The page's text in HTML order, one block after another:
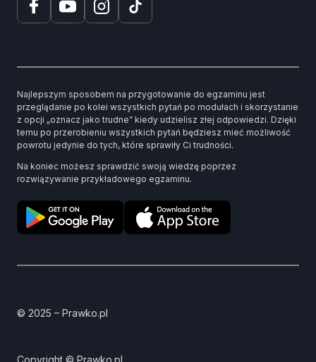
Najlepszym sposobem na przygotowanie do egzaminu jest
przeglądanie po kolei wszystkich pytań po modułach i skorzystanie
z opcji „oznacz jako trudne” kiedy udzielisz złej odpowiedzi. Dzięki
temu po przerobieniu wszystkich pytań będziesz mieć możliwość
powrotu jedynie do tych, które sprawiły Ci trudności.
Na koniec możesz sprawdzić swoją wiedzę poprzez
rozwiązywanie przykładowego egzaminu.
© 2025 – Prawko.pl
Copyright © Prawko.pl